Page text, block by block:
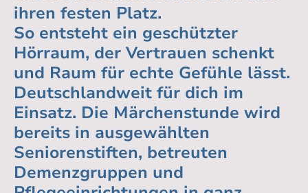
ihren festen Platz.
So entsteht ein geschützter
Hörraum, der Vertrauen schenkt
und Raum für echte Gefühle lässt.
Deutschlandweit für dich im
Einsatz. Die Märchenstunde wird
bereits in ausgewählten
Seniorenstiften, betreuten
Demenzgruppen und